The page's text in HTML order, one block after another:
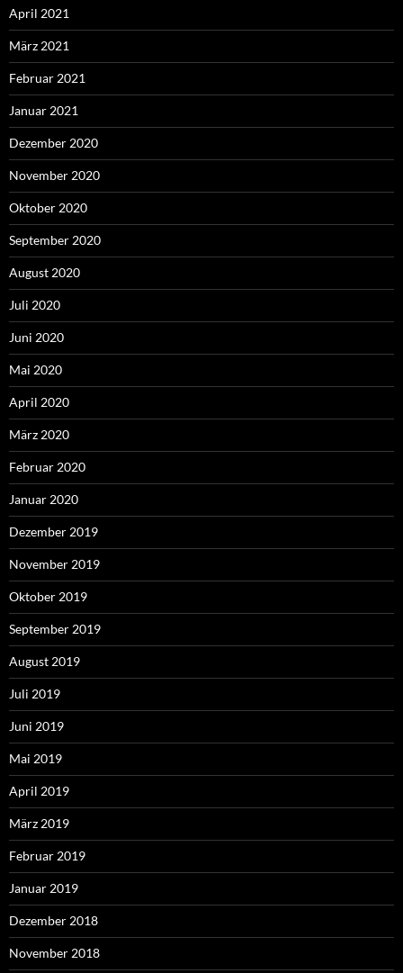
April 2021
März 2021
Februar 2021
Januar 2021
Dezember 2020
November 2020
Oktober 2020
September 2020
August 2020
Juli 2020
Juni 2020
Mai 2020
April 2020
März 2020
Februar 2020
Januar 2020
Dezember 2019
November 2019
Oktober 2019
September 2019
August 2019
Juli 2019
Juni 2019
Mai 2019
April 2019
März 2019
Februar 2019
Januar 2019
Dezember 2018
November 2018